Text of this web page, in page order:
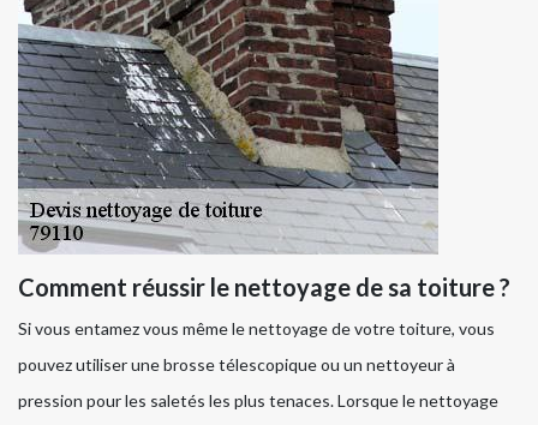
Comment réussir le nettoyage de sa toiture ?
Si vous entamez vous même le nettoyage de votre toiture, vous
pouvez utiliser une brosse télescopique ou un nettoyeur à
pression pour les saletés les plus tenaces. Lorsque le nettoyage